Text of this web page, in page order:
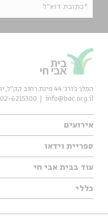
*כתובת דוא"ל
אירועים
עיון
אנגלית
נוער
סדרות
ספריית וידאו
ילדים
מוזיקה
עיון
מיוחדים
עוד בבית אבי חי
תערוכות
מיוחדים
כללי
אודות
המלך ג'ורג' 44 פינת רחוב קק״ל, ירושלים
info@bac.org.il
02-6215300